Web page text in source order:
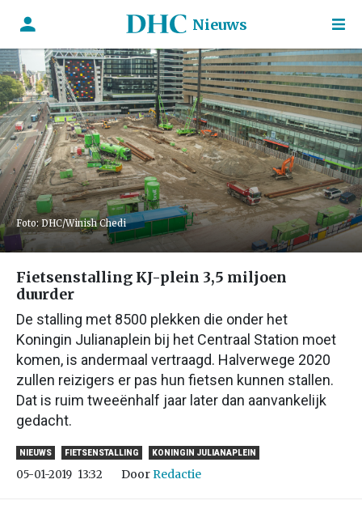
Nieuws
Foto: DHC/Winish Chedi
Fietsenstalling KJ-plein 3,5 miljoen
duurder
De stalling met 8500 plekken die onder het
Koningin Julianaplein bij het Centraal Station moet
komen, is andermaal vertraagd. Halverwege 2020
zullen reizigers er pas hun fietsen kunnen stallen.
Dat is ruim tweeënhalf jaar later dan aanvankelijk
gedacht.
NIEUWS FIETSENSTALLING KONINGIN JULIANAPLEIN
05-01-2019 13:32 DoorRedactie